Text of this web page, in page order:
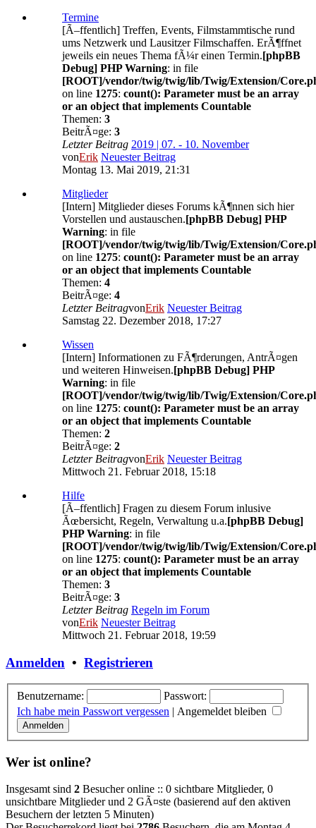
Termine
[Ã–ffentlich] Treffen, Events, Filmstammtische rund
ums Netzwerk und Lausitzer Filmschaffen. ErÃ¶ffnet
jeweils ein neues Thema fÃ¼r einen Termin.[phpBB
Debug] PHP Warning: in file
[ROOT]/vendor/twig/twig/lib/Twig/Extension/
on line 1275: count(): Parameter must be an array
or an object that implements Countable
Themen: 3
BeitrÃ¤ge: 3
Letzter Beitrag 2019 | 07. - 10. November
vonErik Neuester Beitrag
Montag 13. Mai 2019, 21:31
Mitglieder
[Intern] Mitglieder dieses Forums kÃ¶nnen sich hier
Vorstellen und austauschen.[phpBB Debug] PHP
Warning: in file
[ROOT]/vendor/twig/twig/lib/Twig/Extension/
on line 1275: count(): Parameter must be an array
or an object that implements Countable
Themen: 4
BeitrÃ¤ge: 4
Letzter BeitragvonErik Neuester Beitrag
Samstag 22. Dezember 2018, 17:27
Wissen
[Intern] Informationen zu FÃ¶rderungen, AntrÃ¤gen
und weiteren Hinweisen.[phpBB Debug] PHP
Warning: in file
[ROOT]/vendor/twig/twig/lib/Twig/Extension/
on line 1275: count(): Parameter must be an array
or an object that implements Countable
Themen: 2
BeitrÃ¤ge: 2
Letzter BeitragvonErik Neuester Beitrag
Mittwoch 21. Februar 2018, 15:18
Hilfe
[Ã–ffentlich] Fragen zu diesem Forum inlusive
Ãœbersicht, Regeln, Verwaltung u.a.[phpBB Debug]
PHP Warning: in file
[ROOT]/vendor/twig/twig/lib/Twig/Extension/
on line 1275: count(): Parameter must be an array
or an object that implements Countable
Themen: 3
BeitrÃ¤ge: 3
Letzter Beitrag Regeln im Forum
vonErik Neuester Beitrag
Mittwoch 21. Februar 2018, 19:59
Anmelden • Registrieren
Benutzername:
Passwort:
Ich habe mein Passwort vergessen | Angemeldet bleiben
Wer ist online?
Insgesamt sind 2 Besucher online :: 0 sichtbare Mitglieder, 0
unsichtbare Mitglieder und 2 GÃ¤ste (basierend auf den aktiven
Besuchern der letzten 5 Minuten)